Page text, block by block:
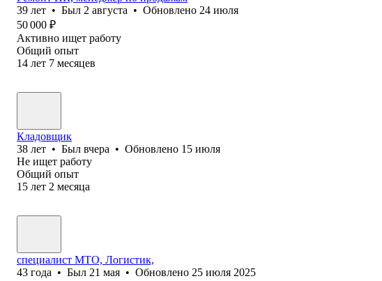
39 лет • Был 2 августа • Обновлено 24 июля
50 000 ₽
Активно ищет работу
Общий опыт
14 лет 7 месяцев
Кладовщик
38 лет • Был вчера • Обновлено 15 июля
Не ищет работу
Общий опыт
15 лет 2 месяца
специалист МТО, Логистик,
43 года • Был 21 мая • Обновлено 25 июля 2025